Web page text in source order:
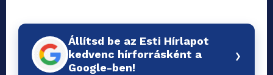
Állítsd be az Esti Hírlapot
kedvenc hírforrásként a
Google-ben!
›